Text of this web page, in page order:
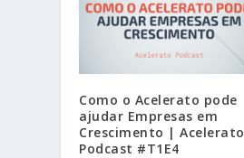
Como o Acelerato pode
ajudar Empresas em
Crescimento | Acelerato
Podcast #T1E4